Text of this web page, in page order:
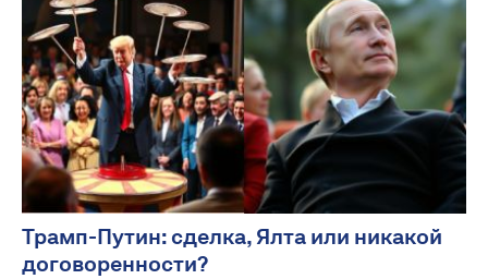
Трамп-Путин: сделка, Ялта или никакой
договоренности?